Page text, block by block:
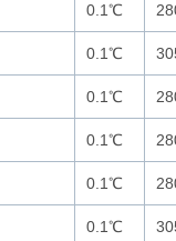
0.1℃
0.1℃
0.1℃
0.1℃
0.1℃
0.1℃